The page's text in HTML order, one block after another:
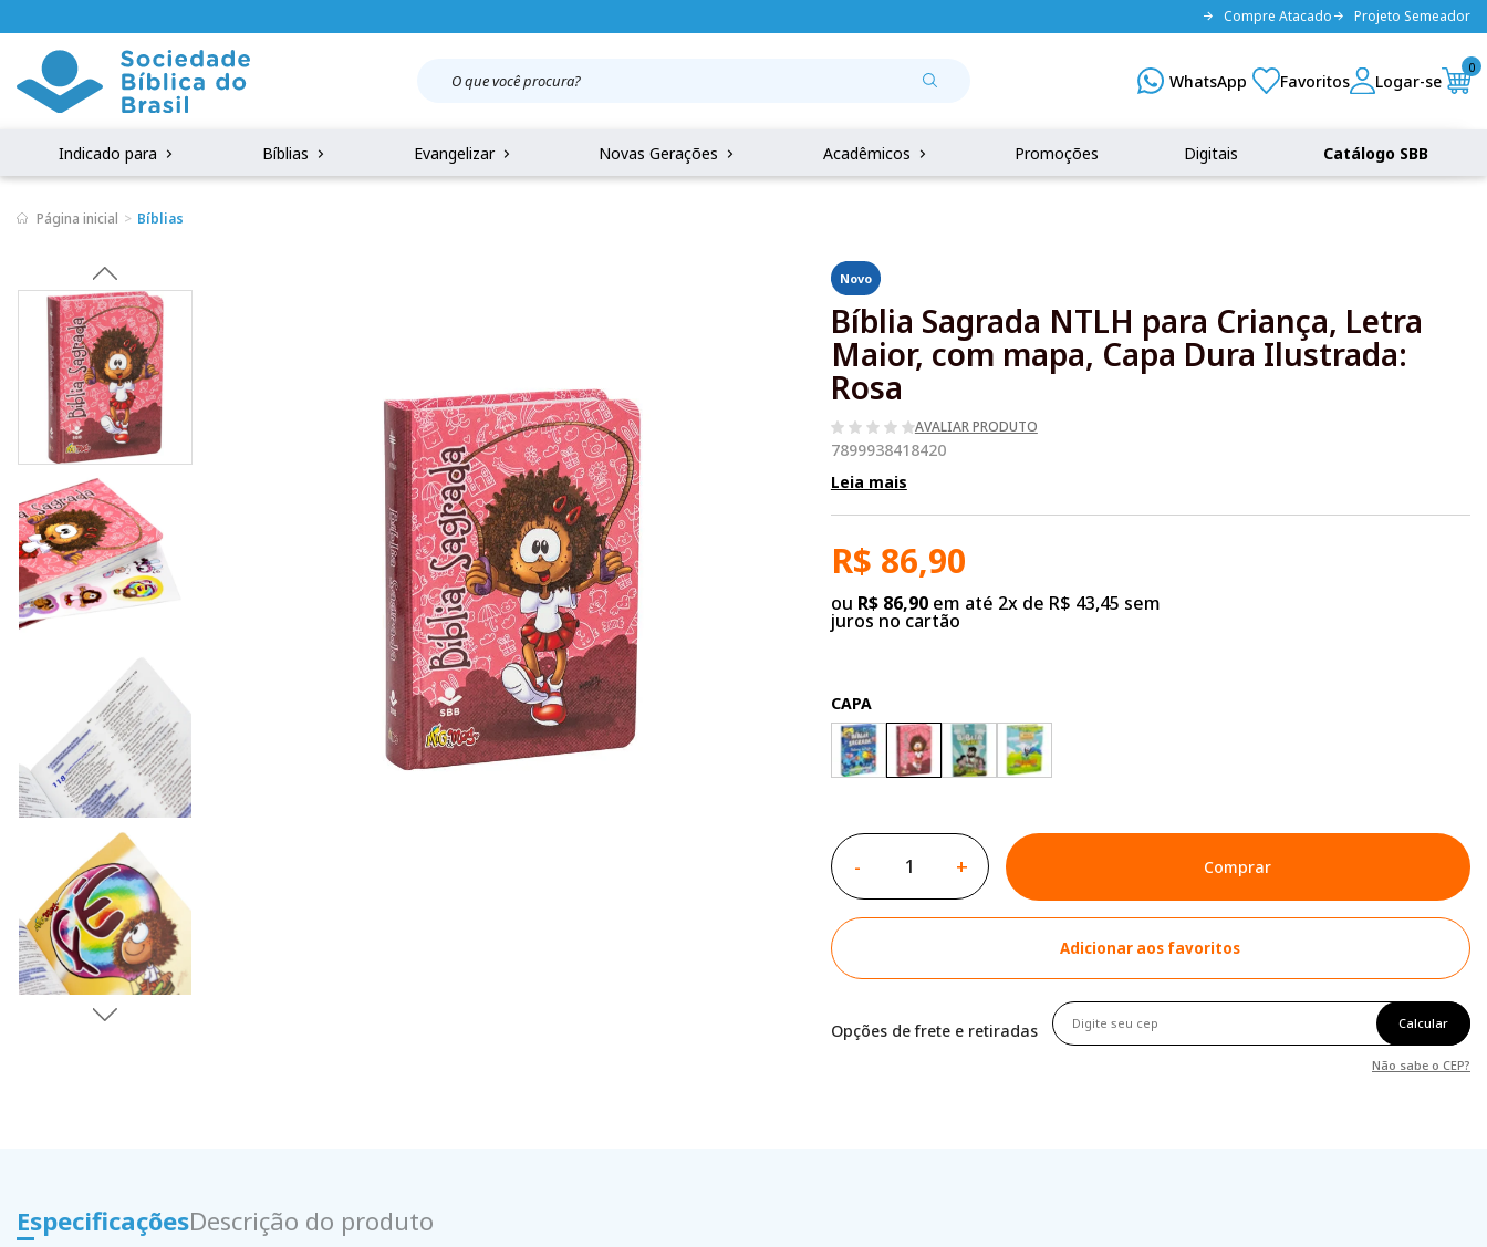
Compre Atacado Projeto Semeador
0
Indicado para Bíblias Evangelizar Novas Gerações Acadêmicos Promoções Digitais Catálogo SBB
Página inicial Bíblias
Novo
Bíblia Sagrada NTLH para Criança, Letra
Maior, com mapa, Capa Dura Ilustrada:
Rosa
AVALIAR PRODUTO
7899938418420
Leia mais
R$ 86,90
ou R$ 86,90em até 2x de R$ 43,45 sem
juros no cartão
CAPA
- + Comprar
Adicionar aos favoritos
Opções de frete e retiradas Calcular
Não sabe o CEP?
EspecificaçõesDescrição do produto